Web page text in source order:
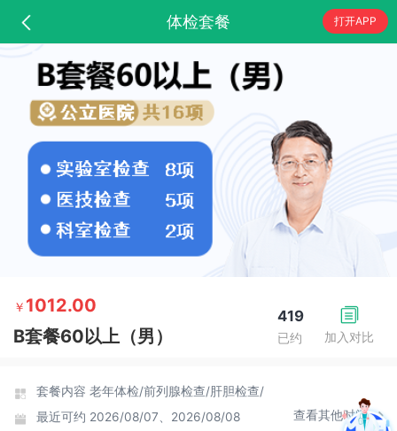
体检套餐 打开APP
加入对比
419
已约
￥ 1012.00
B套餐60以上（男）
套餐内容 老年体检/前列腺检查/肝胆检查/
最近可约 2026/08/07、2026/08/08 查看其他时间